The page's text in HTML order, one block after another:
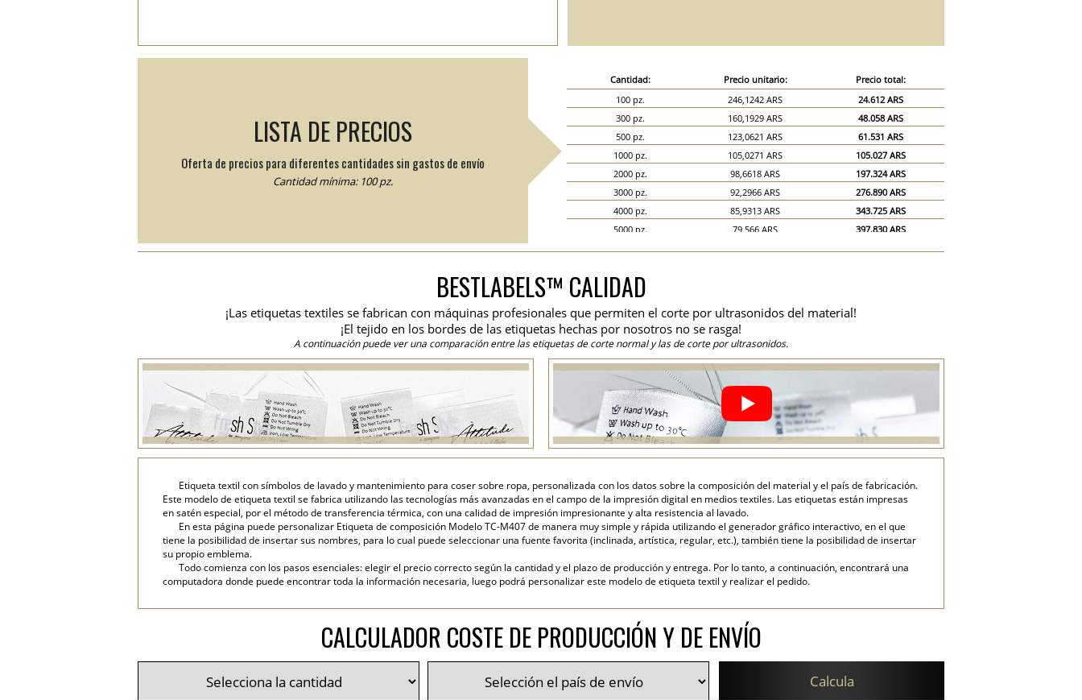
LISTA DE PRECIOS
Oferta de precios para diferentes cantidades sin gastos de envío
Cantidad mínima: 100 pz.
Cantidad: Precio unitario:
Precio total:
100 pz.
246,1242 ARS
24.612 ARS
300 pz.
160,1929 ARS
48.058 ARS
500 pz.
123,0621 ARS
61.531 ARS
1000 pz.
105,0271 ARS
105.027 ARS
2000 pz.
98,6618 ARS
197.324 ARS
3000 pz.
92,2966 ARS
276.890 ARS
4000 pz.
85,9313 ARS
343.725 ARS
5000 pz.
79,566 ARS
397.830 ARS
8000 pz.
54,1049 ARS
15000 pz.
48,8005 ARS
20000 pz.
43,4961 ARS 869.922 ARS
BESTLABELS™ CALIDAD
¡Las etiquetas textiles se fabrican con máquinas profesionales que permiten el corte por ultrasonidos del material!
¡El tejido en los bordes de las etiquetas hechas por nosotros no se rasga!
A continuación puede ver una comparación entre las etiquetas de corte normal y las de corte por ultrasonidos.
Etiqueta textil con símbolos de lavado y mantenimiento para coser sobre ropa, personalizada con los datos sobre la composición del material y el país de fabricación.
Este modelo de etiqueta textil se fabrica utilizando las tecnologías más avanzadas en el campo de la impresión digital en medios textiles. Las etiquetas están impresas
en satén especial, por el método de transferencia térmica, con una calidad de impresión impresionante y alta resistencia al lavado.
En esta página puede personalizar Etiqueta de composición Modelo TC-M407 de manera muy simple y rápida utilizando el generador gráfico interactivo, en el que
tiene la posibilidad de insertar sus nombres, para lo cual puede seleccionar una fuente favorita (inclinada, artística, regular, etc.), también tiene la posibilidad de insertar
su propio emblema.
Todo comienza con los pasos esenciales: elegir el precio correcto según la cantidad y el plazo de producción y entrega. Por lo tanto, a continuación, encontrará una
computadora donde puede encontrar toda la información necesaria, luego podrá personalizar este modelo de etiqueta textil y realizar el pedido.
CALCULADOR COSTE DE PRODUCCIÓN Y DE ENVÍO
Calcula